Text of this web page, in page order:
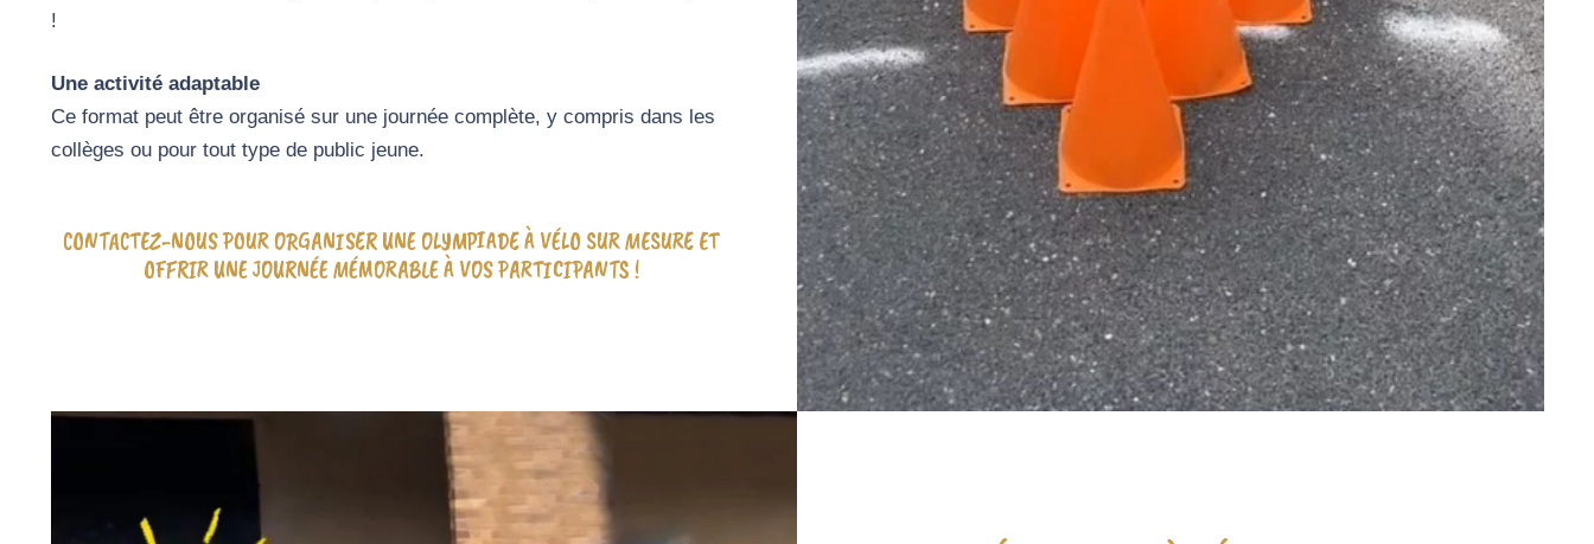
!
Une activité adaptable
Ce format peut être organisé sur une journée complète, y compris dans les
collèges ou pour tout type de public jeune.
CONTACTEZ-NOUS POUR ORGANISER UNE OLYMPIADE À VÉLO SUR MESURE ET
OFFRIR UNE JOURNÉE MÉMORABLE À VOS PARTICIPANTS !